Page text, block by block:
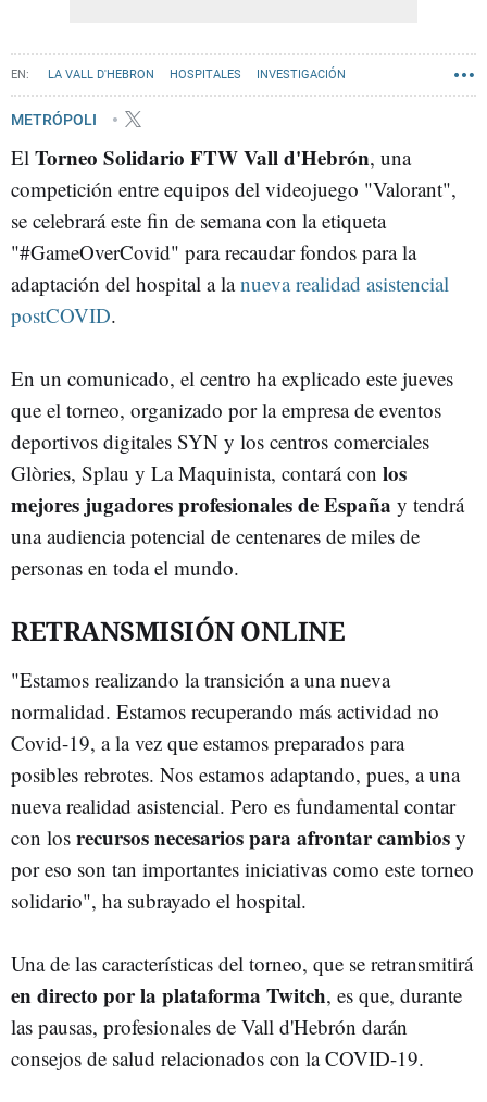
LA VALL D'HEBRON HOSPITALES INVESTIGACIÓN
METRÓPOLI
El Torneo Solidario FTW Vall d'Hebrón, una
competición entre equipos del videojuego "Valorant",
se celebrará este fin de semana con la etiqueta
"#GameOverCovid" para recaudar fondos para la
adaptación del hospital a lanueva realidad asistencial
postCOVID.
En un comunicado, el centro ha explicado este jueves
que el torneo, organizado por la empresa de eventos
deportivos digitales SYN y los centros comerciales
Glòries, Splau y La Maquinista, contará con los
mejores jugadores profesionales de España y tendrá
una audiencia potencial de centenares de miles de
personas en toda el mundo.
RETRANSMISIÓN ONLINE
"Estamos realizando la transición a una nueva
normalidad. Estamos recuperando más actividad no
Covid-19, a la vez que estamos preparados para
posibles rebrotes. Nos estamos adaptando, pues, a una
nueva realidad asistencial. Pero es fundamental contar
con los recursos necesarios para afrontar cambios y
por eso son tan importantes iniciativas como este torneo
solidario", ha subrayado el hospital.
Una de las características del torneo, que se retransmitirá
en directo por la plataforma Twitch, es que, durante
las pausas, profesionales de Vall d'Hebrón darán
consejos de salud relacionados con la COVID-19.